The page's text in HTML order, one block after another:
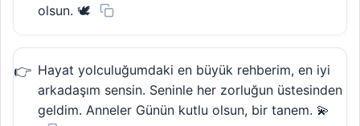
olsun. 🕊️
Hayat yolculuğumdaki en büyük rehberim, en iyi
arkadaşım sensin. Seninle her zorluğun üstesinden
geldim. Anneler Günün kutlu olsun, bir tanem. 💫